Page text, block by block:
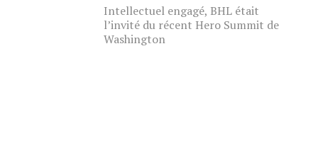
Intellectuel engagé, BHL était
l’invité du récent Hero Summit de
Washington